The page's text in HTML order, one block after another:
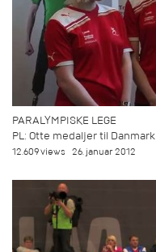
PARALYMPISKE LEGE
PL: Otte medaljer til Danmark
12.609 views 26. januar 2012